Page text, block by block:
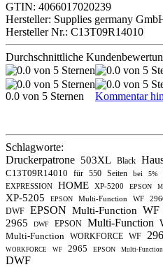
GTIN: 4066017020239
Hersteller: Supplies germany
Hersteller Nr.: C13T09R14010
Durchschnittliche
0.0 von 5 Sternen Kommentar
Schlagworte:
Druckerpatrone 503XL Black
C13T09R14010 für 550 Seiten bei 5%
EXPRESSION HOME XP-5200 EPSON
XP-5205 EPSON Multi-Function WF
DWF EPSON Multi-Function WF
2965 DWF EPSON Multi-Function
Multi-Function WORKFORCE WF
WORKFORCE WF 2965 EPSON Multi-Function
DWF